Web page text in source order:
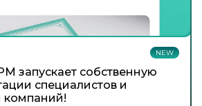
NEW
запускает собственную
специалистов и
компаний!